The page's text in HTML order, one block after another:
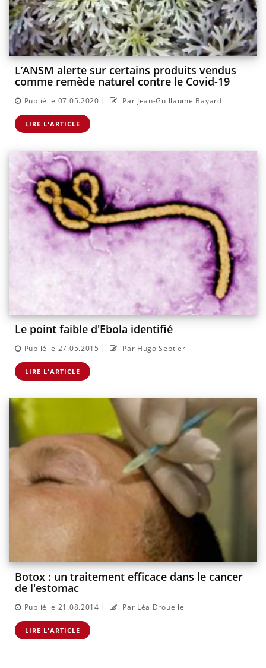
L’ANSM alerte sur certains produits vendus
comme remède naturel contre le Covid-19
Publié le 07.05.2020 | Par Jean-Guillaume Bayard
LIRE L'ARTICLE
Le point faible d'Ebola identifié
Publié le 27.05.2015 | Par Hugo Septier
LIRE L'ARTICLE
Botox : un traitement efficace dans le cancer
de l'estomac
Publié le 21.08.2014 | Par Léa Drouelle
LIRE L'ARTICLE